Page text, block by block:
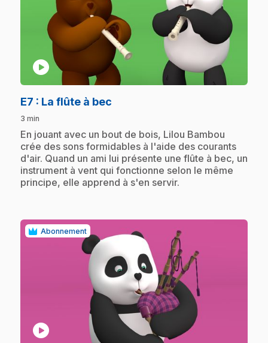
play_circle
E7 : La flûte à bec
3 min
.En jouant avec un bout de bois, Lilou Bambou
crée des sons formidables à l'aide des courants
d'air. Quand un ami lui présente une flûte à bec, un
instrument à vent qui fonctionne selon le même
principe, elle apprend à s'en servir.
Abonnement
play_circle